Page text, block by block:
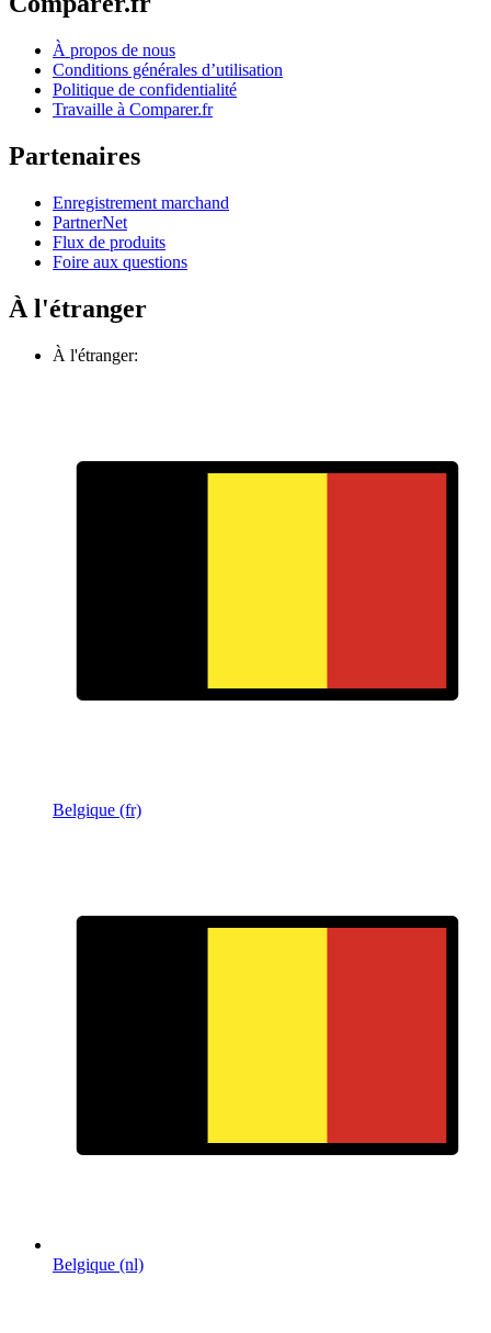
À propos de nous
Conditions générales d’utilisation
Politique de confidentialité
Travaille à Comparer.fr
Partenaires
Enregistrement marchand
PartnerNet
Flux de produits
Foire aux questions
À l'étranger
À l'étranger:
Belgique (fr)
Belgique (nl)